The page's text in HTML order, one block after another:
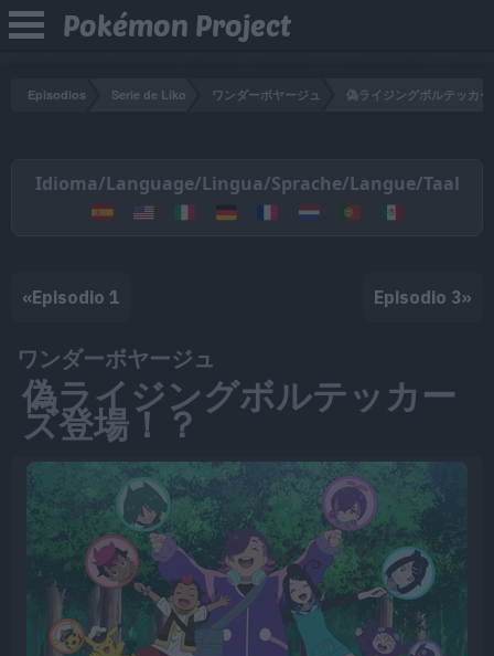
Pokémon Project
Episodios Serie de Liko ワンダーボヤージュ 偽ライジングボルテッカ
Idioma/Language/Lingua/Sprache/Langue/Taal
«Episodio 1 Episodio 3»
ワンダーボヤージュ
偽ライジングボルテッカー
ズ登場！？